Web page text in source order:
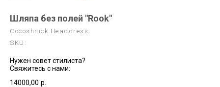
Шляпа без полей "Rook"
Cocoshnick Headdress
SKU:
Нужен совет стилиста?
Свяжитесь с нами:
14000,00 р.